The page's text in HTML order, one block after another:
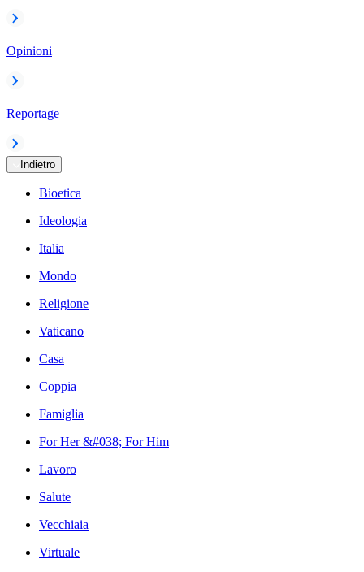
Opinioni
Reportage
Indietro
Bioetica
Ideologia
Italia
Mondo
Religione
Vaticano
Casa
Coppia
Famiglia
For Her &#038; For Him
Lavoro
Salute
Vecchiaia
Virtuale